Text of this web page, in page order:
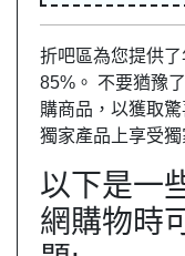
折吧區為您提供
85%。 不要猶豫
購商品，以獲取
獨家產品上享受獨
以下是一
網購物時